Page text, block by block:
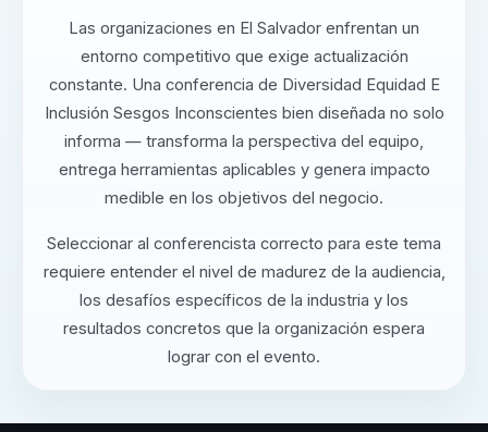
Las organizaciones en El Salvador enfrentan un
entorno competitivo que exige actualización
constante. Una conferencia de Diversidad Equidad E
Inclusión Sesgos Inconscientes bien diseñada no solo
informa — transforma la perspectiva del equipo,
entrega herramientas aplicables y genera impacto
medible en los objetivos del negocio.
Seleccionar al conferencista correcto para este tema
requiere entender el nivel de madurez de la audiencia,
los desafíos específicos de la industria y los
resultados concretos que la organización espera
lograr con el evento.